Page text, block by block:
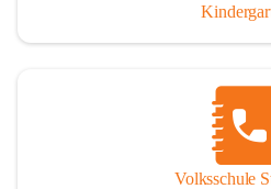
Volksschule